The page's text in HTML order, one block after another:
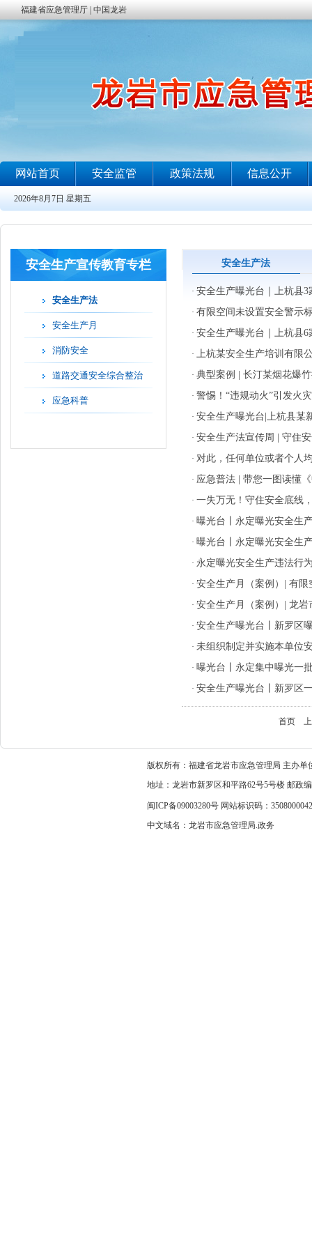
安全生产宣传教育专栏
安全生产法
安全生产月
消防安全
道路交通安全综合整治
应急科普
安全生产法
·安全生产曝光台｜上杭县
·有限空间未设置安全警示
·安全生产曝光台｜上杭县
·上杭某安全生产培训有限
·典型案例 | 长汀某烟花爆
·警惕！“违规动火”引发火
·安全生产曝光台|上杭县某
·安全生产法宣传周 | 守住
·对此，任何单位或者个人
· 应急普法 | 带您一图读懂
·一失万无！守住安全底线
·曝光台丨永定曝光安全生
·曝光台丨永定曝光安全生
· 永定曝光安全生产违法行
·安全生产月（案例）| 有
·安全生产月（案例）| 龙
·安全生产曝光台丨新罗区
·未组织制定并实施本单位
·曝光台丨永定集中曝光一
·安全生产曝光台丨新罗区
首页